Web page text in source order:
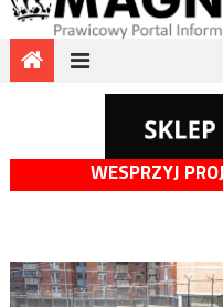
WESPRZYJ